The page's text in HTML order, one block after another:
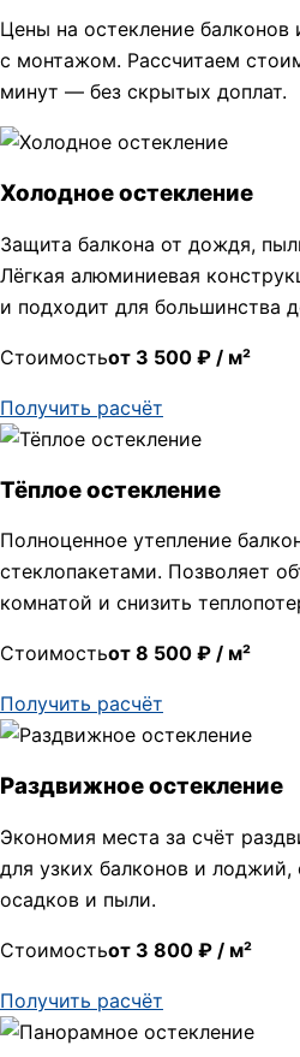
Цены на остекление
с монтажом. Рассчитаем
минут — без скрытых доплат.
Холодное остекление
Защита балкона от дождя,
Лёгкая алюминиевая
и подходит для большинства
Стоимостьот 3 500 ₽ / м²
Получить расчёт
Тёплое остекление
Полноценное утепление
стеклопакетами. Позволяет
комнатой и снизить
Стоимостьот 8 500 ₽ / м²
Получить расчёт
Раздвижное остекление
Экономия места за счёт
для узких балконов и лоджий,
осадков и пыли.
Стоимостьот 3 800 ₽ / м²
Получить расчёт